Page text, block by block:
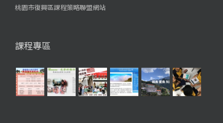
桃園市復興區課程策略聯盟網站
課程專區